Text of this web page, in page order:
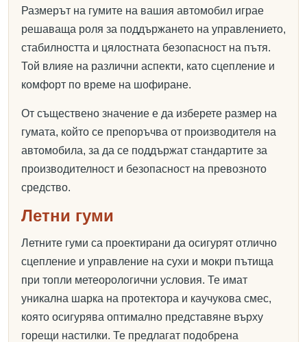
Размерът на гумите на вашия автомобил играе
решаваща роля за поддържането на управлението,
стабилността и цялостната безопасност на пътя.
Той влияе на различни аспекти, като сцепление и
комфорт по време на шофиране.
От съществено значение е да изберете размер на
гумата, който се препоръчва от производителя на
автомобила, за да се поддържат стандартите за
производителност и безопасност на превозното
средство.
Летни гуми
Летните гуми са проектирани да осигурят отлично
сцепление и управление на сухи и мокри пътища
при топли метеорологични условия. Те имат
уникална шарка на протектора и каучукова смес,
която осигурява оптимално представяне върху
горещи настилки. Те предлагат подобрена